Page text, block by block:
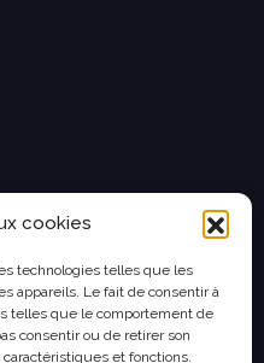
cookies
technologies telles que les
appareils. Le fait de consentir à
telles que le comportement de
consentir ou de retirer son
et fonctions.